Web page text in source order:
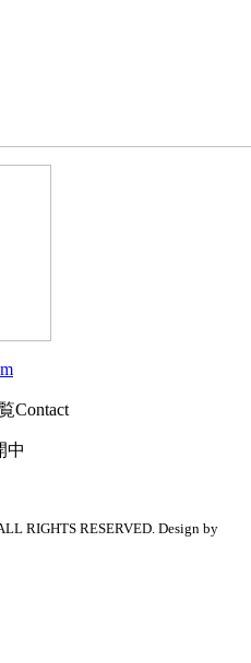
Contact
RIGHTS RESERVED. Design by